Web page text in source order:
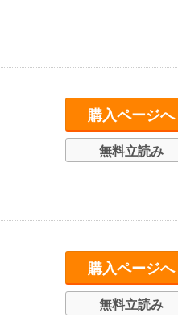
購入ページへ
無料立読み
購入ページへ
無料立読み